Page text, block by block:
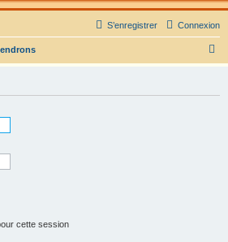
Connexion
S’enregistrer
cette session